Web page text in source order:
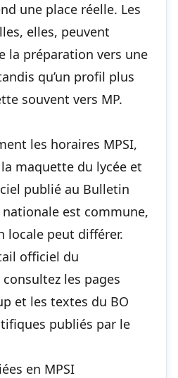
une place réelle. Les
elles, peuvent
la préparation vers une
qu’un profil plus
souvent vers MP.
les horaires MPSI,
maquette du lycée et
publié au Bulletin
nationale est commune,
locale peut différer.
officiel du
les pages
et les textes du BO
publiés par le
en MPSI